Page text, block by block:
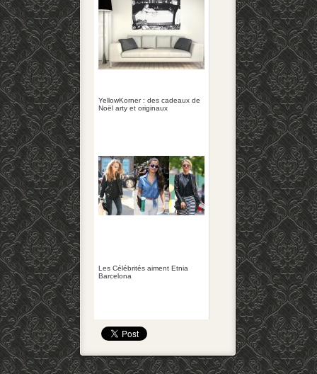
YellowKorner : des cadeaux de
Noël arty et originaux
Les Célébrités aiment Etnia
Barcelona